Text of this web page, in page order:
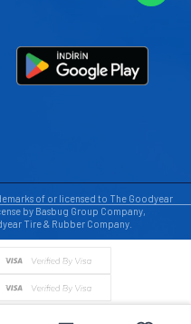
of or licensed to The Goodyear
by Basbug Group Company,
Tire & Rubber Company.